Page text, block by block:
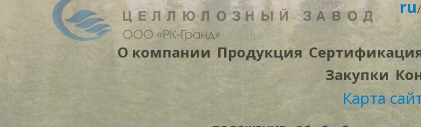
ru/
О компании Продукция
Закупки
Карта